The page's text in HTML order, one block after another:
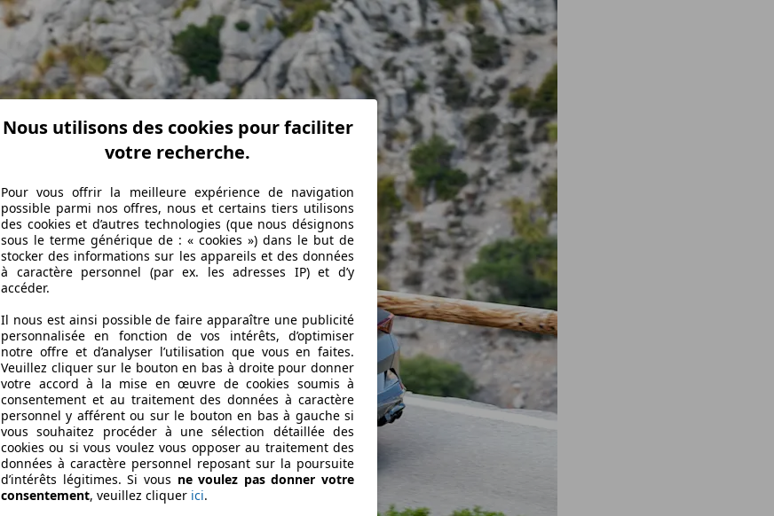
Nous utilisons des cookies pour faciliter
votre recherche.
Pour vous offrir la meilleure expérience de navigation
possible parmi nos offres, nous et certains tiers utilisons
des cookies et d’autres technologies (que nous désignons
sous le terme générique de : « cookies ») dans le but de
stocker des informations sur les appareils et des données
à caractère personnel (par ex. les adresses IP) et d’y
accéder.
Il nous est ainsi possible de faire apparaître une publicité
personnalisée en fonction de vos intérêts, d’optimiser
notre offre et d’analyser l’utilisation que vous en faites.
Veuillez cliquer sur le bouton en bas à droite pour donner
votre accord à la mise en œuvre de cookies soumis à
consentement et au traitement des données à caractère
personnel y afférent ou sur le bouton en bas à gauche si
vous souhaitez procéder à une sélection détaillée des
cookies ou si vous voulez vous opposer au traitement des
données à caractère personnel reposant sur la poursuite
d’intérêts légitimes. Si vous ne voulez pas donner votre
consentement, veuillez cliquer ici.